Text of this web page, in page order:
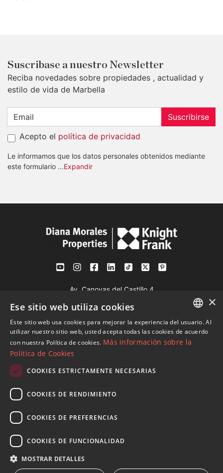
Suscribase a nuestro Newsletter
Reciba novedades sobre propiedades , actualidad y
estilo de vida de Marbella
Suscribirse
Acepto el política de privacidad
Le informamos que los datos personales obtenidos mediante
este formulario ...Expandir
Av. Canovas del Castillo 4
29601 Marbella
Ver en mapa
Mob:+34 601 636 766
info@dmproperties.com
© Copyright 1989 - 2026 Diana Morales Properties Knight
Frank ·
Web & SEO
ENGLISH
SPANISH
×
Ese sitio web utiliza cookies
Este sitio web usa cookies para mejorar la experiencia del usuario. Al
utilizar nuestro sitio web, usted acepta todas las cookies de acuerdo
con nuestra Política de cookies. Más información sobre la
Política de Cookies
COOKIES ESTRICTAMENTE NECESARIAS
COOKIES DE RENDIMIENTO
COOKIES DE PREFERENCIAS
COOKIES DE FUNCIONALIDAD
MOSTRAR DETALLES